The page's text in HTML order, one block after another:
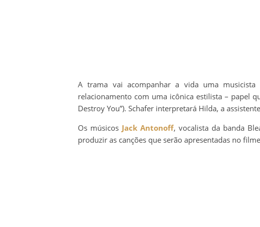
A trama vai acompanhar a vida uma musicista
relacionamento com uma icônica estilista – papel
Destroy You”). Schafer interpretará Hilda, a
Os músicos Jack Antonoff, vocalista da banda
produzir as canções que serão apresentadas no